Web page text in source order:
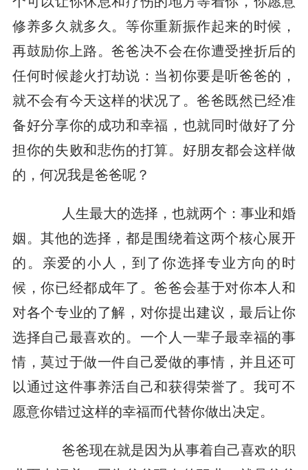
修养多久就多久。等你重新振作起来的时候，
再鼓励你上路。爸爸决不会在你遭受挫折后的
任何时候趁火打劫说：当初你要是听爸爸的，
就不会有今天这样的状况了。爸爸既然已经准
备好分享你的成功和幸福，也就同时做好了分
担你的失败和悲伤的打算。好朋友都会这样做
的，何况我是爸爸呢？
人生最大的选择，也就两个：事业和婚
姻。其他的选择，都是围绕着这两个核心展开
的。亲爱的小人，到了你选择专业方向的时
候，你已经都成年了。爸爸会基于对你本人和
对各个专业的了解，对你提出建议，最后让你
选择自己最喜欢的。一个人一辈子最幸福的事
情，莫过于做一件自己爱做的事情，并且还可
以通过这件事养活自己和获得荣誉了。我可不
愿意你错过这样的幸福而代替你做出决定。
爸爸现在就是因为从事着自己喜欢的职